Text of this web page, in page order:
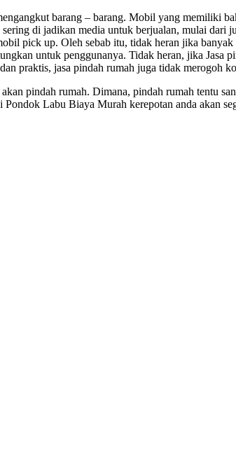
barang – barang. Mobil yang memiliki
di jadikan media untuk berjualan, mulai dari
pick up. Oleh sebab itu, tidak heran jika
untuk penggunanya. Tidak heran, jika Jasa
praktis, jasa pindah rumah juga tidak merogoh
pindah rumah. Dimana, pindah rumah tentu
Labu Biaya Murah kerepotan anda akan